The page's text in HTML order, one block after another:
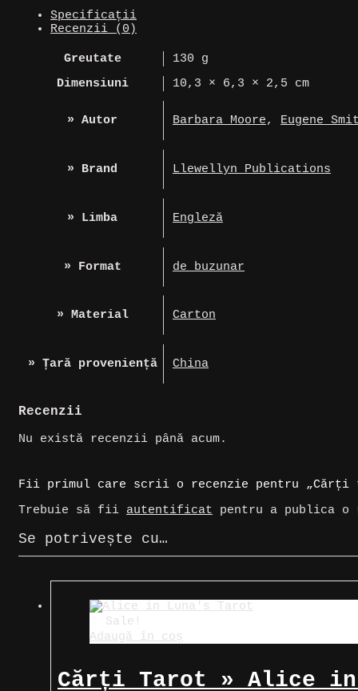
Specificații
Recenzii (0)
Greutate
130 g
Dimensiuni
10,3 × 6,3 × 2,5 cm
» Autor Barbara Moore, Eugene
» Brand Llewellyn Publications
» Limba Engleză
» Format de buzunar
» Material Carton
» Țară proveniență China
Recenzii
Nu există recenzii până acum.
Fii primul care scrii o recenzie pentru „Cărți
Trebuie să fii autentificat pentru a publica o
Se potrivește cu…
Sale!
Adaugă în coș
Cărți Tarot » Alice in